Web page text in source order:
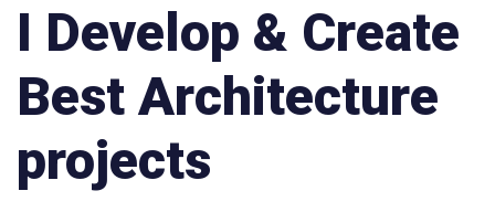
I Develop & Create
Best Architecture
projects